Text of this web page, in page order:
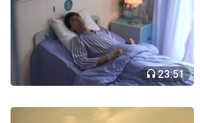
23:51